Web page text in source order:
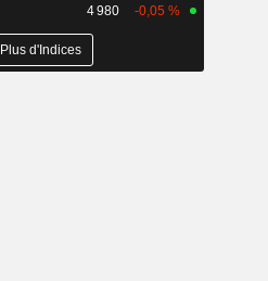
4 980 -0,05 %
Plus d'Indices